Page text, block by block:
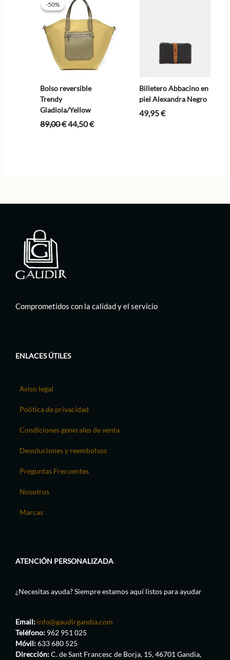
-50%
-50%
Bolso reversible
Trendy
Gladiola/Yellow
89,00€El
44,50€El
Billetero Abbacino en
piel Alexandra Negro
49,95€
Comprometidos con la calidad y el servicio
ENLACES ÚTILES
Aviso legal
Política de privacidad
Condiciones generales de venta
Devoluciones y reembolsos
Preguntas Frecuentes
Nosotros
Marcas
ATENCIÓN PERSONALIZADA
¿Necesitas ayuda? Siempre estamos aquí listos para ayudar
Email: info@gaudirgandia.com
Teléfono: 962 951 025
Móvil:633 680 525
Dirección:C. de Sant Francesc de Borja, 15, 46701 Gandia,